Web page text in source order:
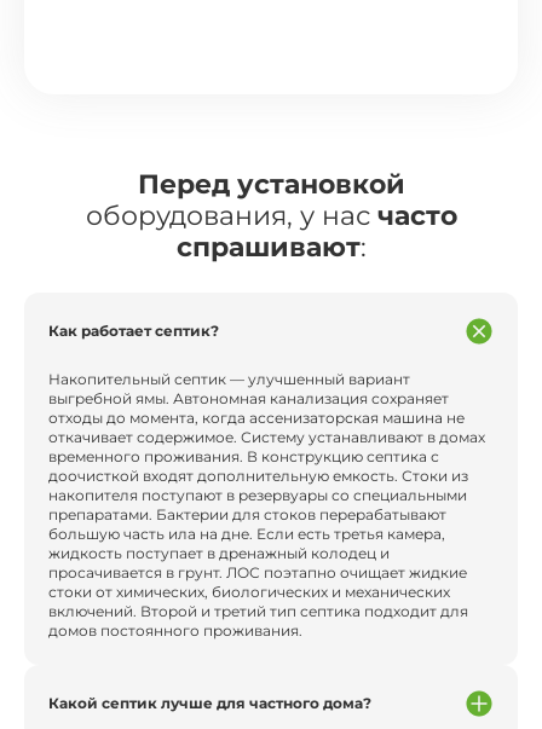
Перед установкой
оборудования, у нас часто
спрашивают:
Как работает септик?
Накопительный септик — улучшенный вариант
выгребной ямы. Автономная канализация сохраняет
отходы до момента, когда ассенизаторская машина не
откачивает содержимое. Систему устанавливают в домах
временного проживания. В конструкцию септика с
доочисткой входят дополнительную емкость. Стоки из
накопителя поступают в резервуары со специальными
препаратами. Бактерии для стоков перерабатывают
большую часть ила на дне. Если есть третья камера,
жидкость поступает в дренажный колодец и
просачивается в грунт. ЛОС поэтапно очищает жидкие
стоки от химических, биологических и механических
включений. Второй и третий тип септика подходит для
домов постоянного проживания.
Какой септик лучше для частного дома?